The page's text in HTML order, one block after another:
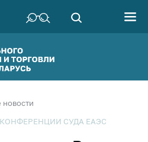
новости
КОНФЕРЕНЦИИ СУДА ЕАЭС